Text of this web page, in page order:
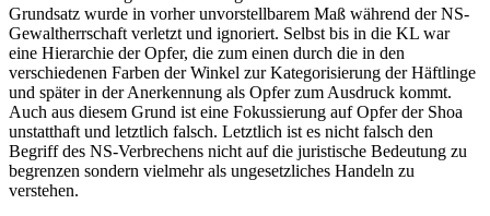
Grundsatz wurde in vorher unvorstellbarem Maß während der NS-
Gewaltherrschaft verletzt und ignoriert. Selbst bis in die KL war
eine Hierarchie der Opfer, die zum einen durch die in den
verschiedenen Farben der Winkel zur Kategorisierung der Häftlinge
und später in der Anerkennung als Opfer zum Ausdruck kommt.
Auch aus diesem Grund ist eine Fokussierung auf Opfer der Shoa
unstatthaft und letztlich falsch. Letztlich ist es nicht falsch den
Begriff des NS-Verbrechens nicht auf die juristische Bedeutung zu
begrenzen sondern vielmehr als ungesetzliches Handeln zu
verstehen.